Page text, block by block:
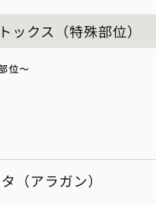
ックス（特殊部位）
位〜
（アラガン）